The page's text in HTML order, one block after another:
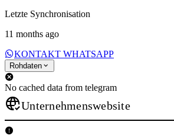
Letzte Synchronisation
11 months ago
KONTAKT WHATSAPP
Rohdaten
No cached data from telegram
Unternehmenswebsite